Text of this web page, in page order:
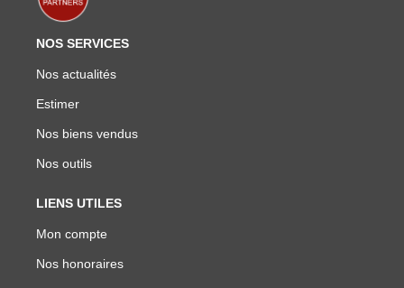
NOS SERVICES
Nos actualités
Estimer
Nos biens vendus
Nos outils
LIENS UTILES
Mon compte
Nos honoraires